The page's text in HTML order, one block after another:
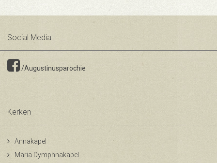
Social Media
/Augustinusparochie
Kerken
Annakapel
Maria Dymphnakapel